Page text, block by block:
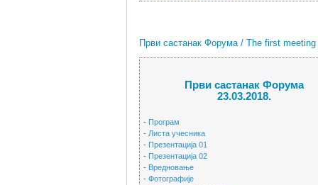
Први састанак Форума / The first
Први састанак Форума
23.03.2018.
- Програм
- Листа учесника
- Презентација 01
- Презентација 02
- Вредновање
-Фотографије